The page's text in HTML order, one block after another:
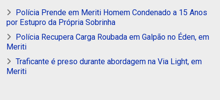
Polícia Prende em Meriti Homem Condenado a 15 Anos
por Estupro da Própria Sobrinha
Polícia Recupera Carga Roubada em Galpão no Éden, em
Meriti
Traficante é preso durante abordagem na Via Light, em
Meriti